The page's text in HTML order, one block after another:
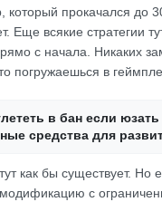
прокачался до
Еще всякие стратегии
с начала. Никаких
погружаешься в
в бан если юзать
средства для
как бы существует. Но
с